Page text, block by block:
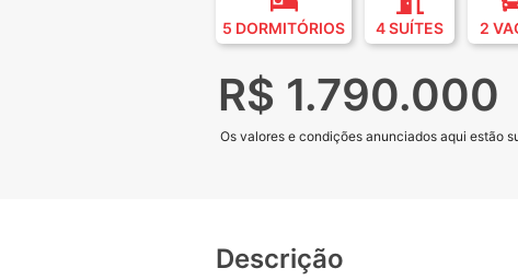
5 DORMITÓRIOS 4 SUÍTES 2
R$ 1.790.000
Os valores e condições anunciados aqui estão
Descrição